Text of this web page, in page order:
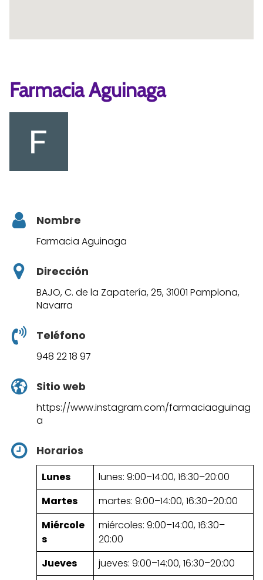
Farmacia Aguinaga
Nombre
Farmacia Aguinaga
Dirección
BAJO, C. de la Zapatería, 25, 31001 Pamplona,
Navarra
Teléfono
948 22 18 97
Sitio web
https://www.instagram.com/farmaciaaguinag
a
Horarios
Lunes
lunes: 9:00–14:00, 16:30–20:00
Martes
martes: 9:00–14:00, 16:30–20:00
Miércole
s
miércoles: 9:00–14:00, 16:30–
20:00
Jueves
jueves: 9:00–14:00, 16:30–20:00